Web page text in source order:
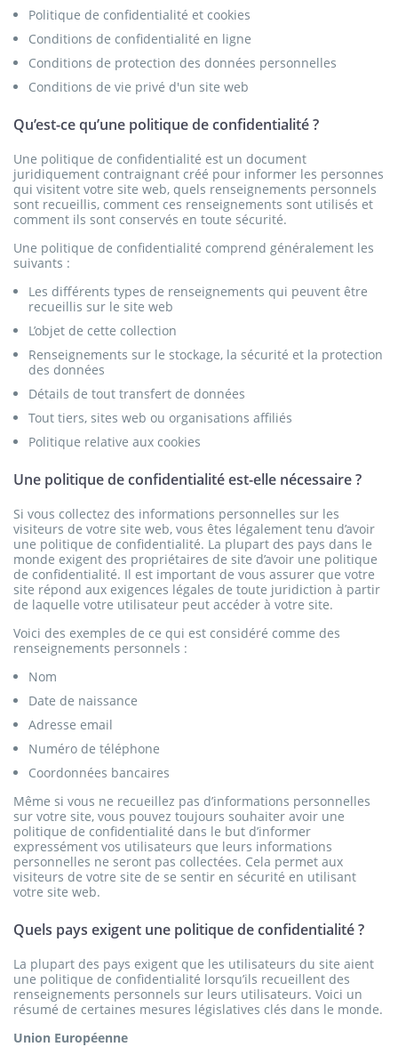
Politique de confidentialité et cookies
Conditions de confidentialité en ligne
Conditions de protection des données personnelles
Conditions de vie privé d'un site web
Qu’est-ce qu’une politique de confidentialité ?
Une politique de confidentialité est un document
juridiquement contraignant créé pour informer les personnes
qui visitent votre site web, quels renseignements personnels
sont recueillis, comment ces renseignements sont utilisés et
comment ils sont conservés en toute sécurité.
Une politique de confidentialité comprend généralement les
suivants :
Les différents types de renseignements qui peuvent être
recueillis sur le site web
L’objet de cette collection
Renseignements sur le stockage, la sécurité et la protection
des données
Détails de tout transfert de données
Tout tiers, sites web ou organisations affiliés
Politique relative aux cookies
Une politique de confidentialité est-elle nécessaire ?
Si vous collectez des informations personnelles sur les
visiteurs de votre site web, vous êtes légalement tenu d’avoir
une politique de confidentialité. La plupart des pays dans le
monde exigent des propriétaires de site d’avoir une politique
de confidentialité. Il est important de vous assurer que votre
site répond aux exigences légales de toute juridiction à partir
de laquelle votre utilisateur peut accéder à votre site.
Voici des exemples de ce qui est considéré comme des
renseignements personnels :
Nom
Date de naissance
Adresse email
Numéro de téléphone
Coordonnées bancaires
Même si vous ne recueillez pas d’informations personnelles
sur votre site, vous pouvez toujours souhaiter avoir une
politique de confidentialité dans le but d’informer
expressément vos utilisateurs que leurs informations
personnelles ne seront pas collectées. Cela permet aux
visiteurs de votre site de se sentir en sécurité en utilisant
votre site web.
Quels pays exigent une politique de confidentialité ?
La plupart des pays exigent que les utilisateurs du site aient
une politique de confidentialité lorsqu’ils recueillent des
renseignements personnels sur leurs utilisateurs. Voici un
résumé de certaines mesures législatives clés dans le monde.
Union Européenne